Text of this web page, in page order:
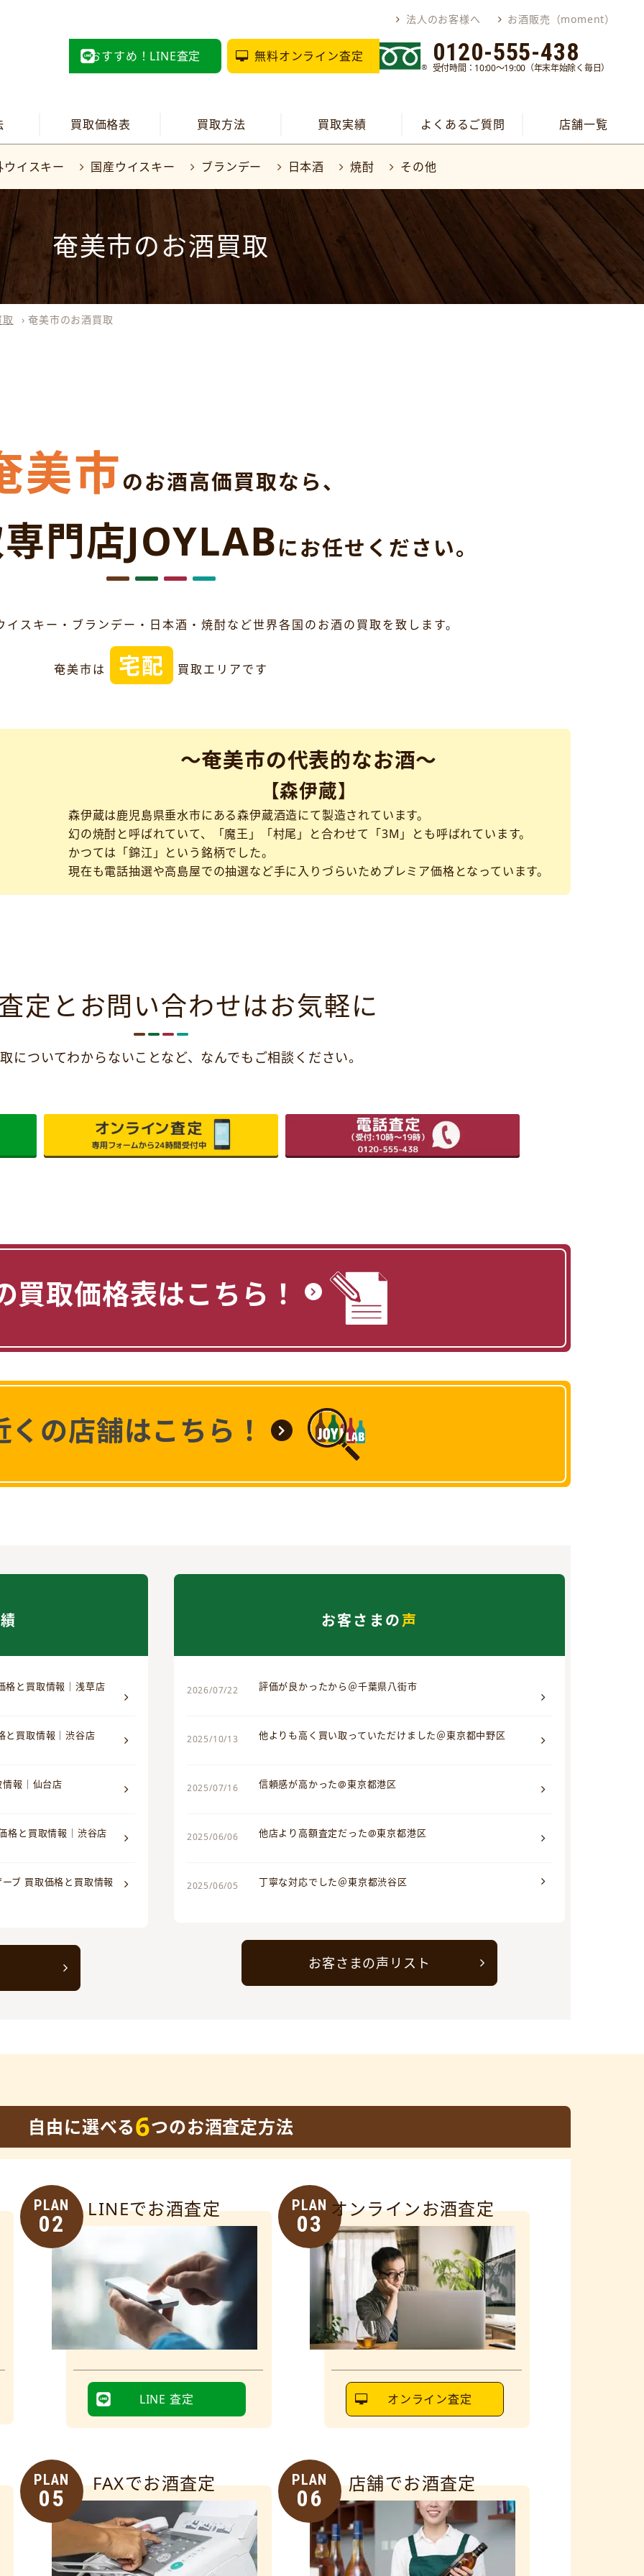
法人のお客様へ お酒販売（moment）
おすすめ！LINE査定 無料オンライン査定 0120-555-438
受付時間：10:00～19:00（年末年始除く毎日）
買取価格表 買取方法 買取実績 よくあるご質問 店舗一覧
ウイスキー 国産ウイスキー ブランデー 日本酒 焼酎 その他
奄美市のお酒買取
›奄美市のお酒買取
美市のお酒高価買取なら、
門店JOYLABにお任せください。
スキー・ブランデー・日本酒・焼酎など世界各国のお酒の買取を致します。
奄美市は 宅配 買取エリアです
～奄美市の代表的なお酒～
【森伊蔵】
森伊蔵は鹿児島県垂水市にある森伊蔵酒造にて製造されています。
幻の焼酎と呼ばれていて、「魔王」「村尾」と合わせて「3M」とも呼ばれています。
かつては「錦江」という銘柄でした。
現在も電話抽選や高島屋での抽選など手に入りづらいためプレミア価格となっています。
定とお問い合わせはお気軽に
についてわからないことなど、 なんでもご相談ください。
買取価格表はこちら！
くの店舗はこちら！
格と買取情報｜浅草店
と買取情報｜渋谷店
報｜仙台店
格と買取情報｜渋谷店
ブ 買取価格と買取情報
お客さまの声
2026/07/22 評価が良かったから＠千葉県八街市
2025/10/13 他よりも高く買い取っていただけました＠東京都中野区
2025/07/16 信頼感が高かった@東京都港区
2025/06/06 他店より高額査定だった@東京都港区
2025/06/05 丁寧な対応でした＠東京都渋谷区
お客さまの声リスト
自由に選べる6つのお酒査定方法
PLAN
02
LINEでお酒査定
LINE 査定
PLAN
03
オンラインお酒査定
オンライン査定
PLAN
05
FAXでお酒査定 PLAN
06
店舗でお酒査定